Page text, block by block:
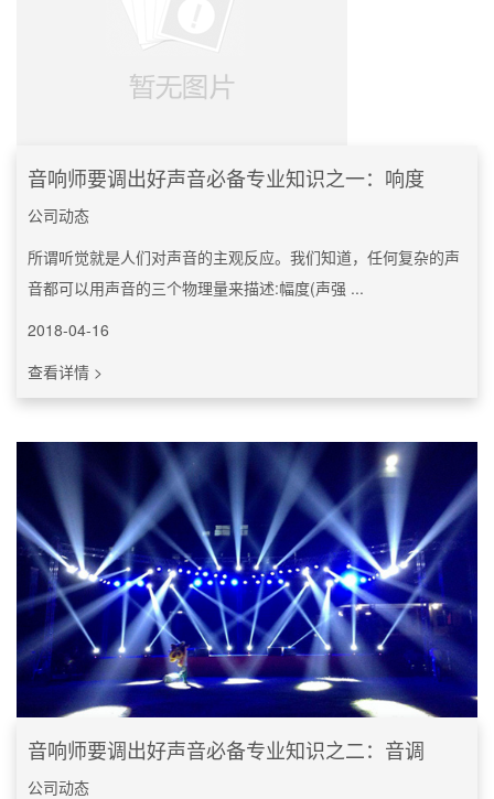
音响师要调出好声音必备专业知识之一：响度
公司动态
所谓听觉就是人们对声音的主观反应。我们知道，任何复杂的声
音都可以用声音的三个物理量来描述:幅度(声强 ...
2018-04-16
查看详情 >
音响师要调出好声音必备专业知识之二：音调
公司动态